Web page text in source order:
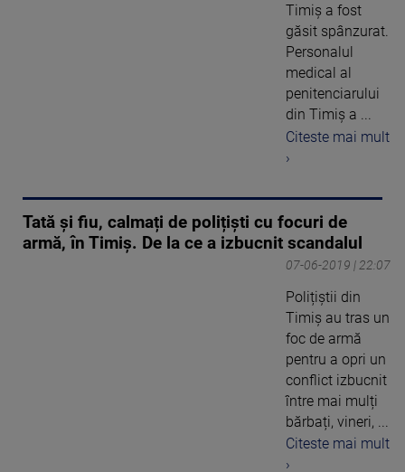
Timiș a fost
găsit spânzurat.
Personalul
medical al
penitenciarului
din Timiș a ...
Citeste mai mult
›
Tată și fiu, calmați de polițiști cu focuri de
armă, în Timiș. De la ce a izbucnit scandalul
07-06-2019 | 22:07
Polițiștii din
Timiș au tras un
foc de armă
pentru a opri un
conflict izbucnit
între mai mulți
bărbați, vineri, ...
Citeste mai mult
›